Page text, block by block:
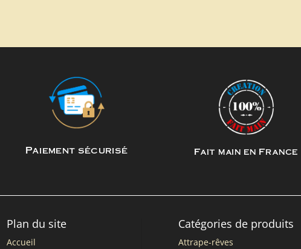
Paiement sécurisé Fait main en France
Plan du site
Accueil
Catégories de produits
Attrape-rêves